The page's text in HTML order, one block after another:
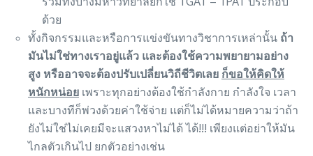
ด้วย
ทั้งกิจกรรมและหรือการแข่งขันทางวิชาการเหล่านั้น ถ้า
มันไม่ใช่ทางเราอยู่แล้ว และต้องใช้ความพยายามอย่าง
สูง หรืออาจจะต้องปรับเปลี่ยนวิถีชีวิตเลย ก็ขอให้คิดให้
หนักหน่อย เพราะทุกอย่างต้องใช้กำลังกาย กำลังใจ เวลา
และบางทีก็พ่วงด้วยค่าใช้จ่าย แต่ก็ไม่ได้หมายความว่าถ้า
ยังไม่ใช่ไม่เคยมีจะแสวงหาไม่ได้ ได้!!! เพียงแต่อย่าให้มัน
ไกลตัวเกินไป ยกตัวอย่างเช่น